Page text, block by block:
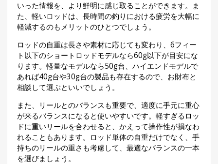
いった情報を、より鮮明に感じ取ることができます。ま
た、軽いロッドは、長時間の釣りにおける疲労を大幅に
軽減するのもメリットのひとつでしょう。
ロッドの自重は長さや素材に応じても変わり、6フィー
ト以下のショートロッドモデルなら60g以下が目安にな
ります。軽量なモデルなら50g台、ハイエンドモデルで
あれば40g台や30g台の製品も存在するので、お財布と
相談して選ぶといいでしょう。
また、リールとのバランスも重要で、適度に手元に重心
が来るバランスになると使いやすいです。軽すぎるロッ
ドに重いリールを合わせると、かえって操作性が損なわ
れることもあります。ロッド単体の自重だけでなく、手
持ちのリールの重さも考慮して、最適なバランスの一本
を選びましょう。